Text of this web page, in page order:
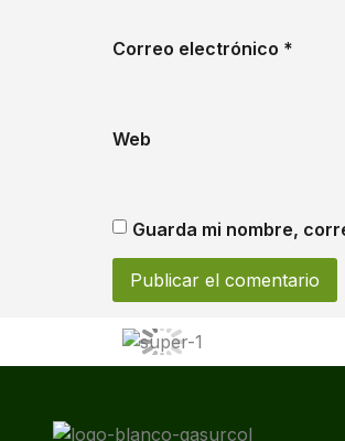
Correo electrónico *
Web
Guarda mi nombre,